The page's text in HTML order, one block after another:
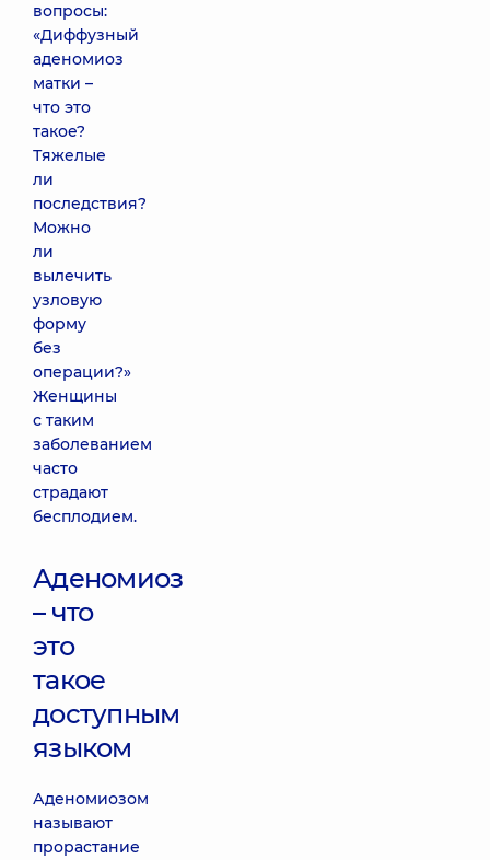
вопросы:
«Диффузный
аденомиоз
матки –
что это
такое?
Тяжелые
ли
последствия?
Можно
ли
вылечить
узловую
форму
без
операции?»
Женщины
с таким
заболеванием
часто
страдают
бесплодием.
Аденомиоз
– что
это
такое
доступным
языком
Аденомиозом
называют
прорастание